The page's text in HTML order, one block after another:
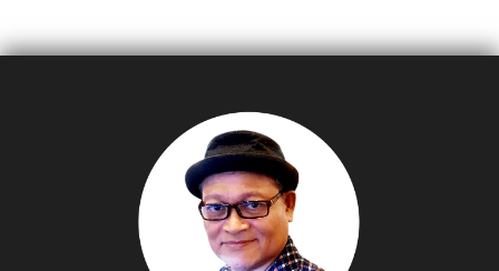
ยานยนต์ยั่งยืนแห่งเอเชีย
ฤดูกาล 2022-23 ชู